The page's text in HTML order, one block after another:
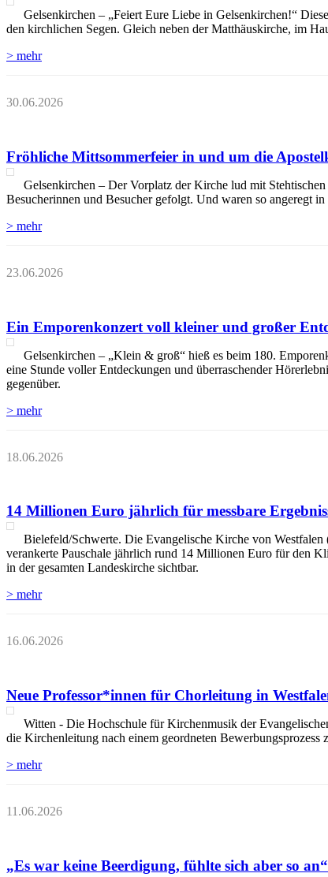
Gelsenkirchen – „Feiert Eure Liebe in Gelsenkirchen!“
den kirchlichen Segen. Gleich neben der Matthäuskirche, im
> mehr
30.06.2026
Fröhliche Mittsommerfeier in und um die
Gelsenkirchen – Der Vorplatz der Kirche lud mit
Besucherinnen und Besucher gefolgt. Und waren so angeregt
> mehr
23.06.2026
Ein Emporenkonzert voll kleiner und großer
Gelsenkirchen – „Klein & groß“ hieß es beim 180.
eine Stunde voller Entdeckungen und überraschender
gegenüber.
> mehr
18.06.2026
14 Millionen Euro jährlich für messbare
Bielefeld/Schwerte. Die Evangelische Kirche von
verankerte Pauschale jährlich rund 14 Millionen Euro für den
in der gesamten Landeskirche sichtbar.
> mehr
16.06.2026
Neue Professor*innen für Chorleitung in
Witten - Die Hochschule für Kirchenmusik der
die Kirchenleitung nach einem geordneten
> mehr
11.06.2026
„Es war keine Beerdigung, fühlte sich aber so